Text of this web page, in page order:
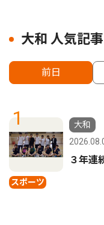
大和 人気記
前日
1
スポーツ
大和
３年連